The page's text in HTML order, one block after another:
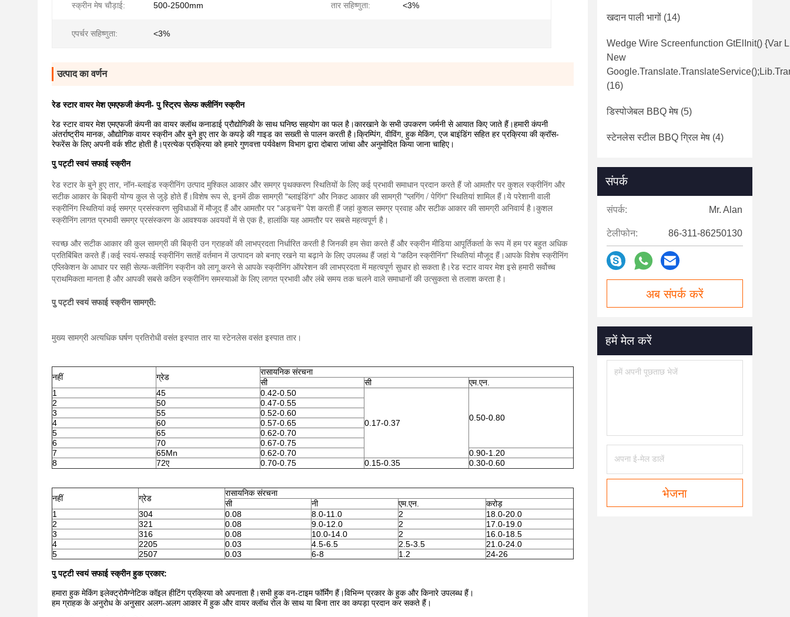
स्क्रीन मेष चौड़ाई: 500-2500mm तार सहिष्णुता: <3%
एपर्चर सहिष्णुता: <3%
उत्पाद का वर्णन
रेड स्टार वायर मेश एमएफजी कंपनी- पु स्ट्रिप सेल्फ क्लीनिंग स्क्रीन
रेड स्टार वायर मेश एमएफजी कंपनी का वायर क्लॉथ कनाडाई प्रौद्योगिकी के साथ घनिष्ठ सहयोग का फल है।कारखाने के सभी उपकरण जर्मनी से आयात किए जाते हैं।हमारी कंपनी
अंतर्राष्ट्रीय मानक, औद्योगिक वायर स्क्रीन और बुने हुए तार के कपड़े की गाइड का सख्ती से पालन करती है।क्रिम्पिंग, वीविंग, हुक मेकिंग, एज बाइंडिंग सहित हर प्रक्रिया की क्रॉस-
रेफरेंस के लिए अपनी वर्क शीट होती है।प्रत्येक प्रक्रिया को हमारे गुणवत्ता पर्यवेक्षण विभाग द्वारा दोबारा जांचा और अनुमोदित किया जाना चाहिए।
पु पट्टी स्वयं सफाई स्क्रीन
रेड स्टार के बुने हुए तार, नॉन-ब्लाइंड स्क्रीनिंग उत्पाद मुश्किल आकार और समग्र पृथक्करण स्थितियों के लिए कई प्रभावी समाधान प्रदान करते हैं जो आमतौर पर कुशल स्क्रीनिंग और
सटीक आकार के बिक्री योग्य कुल से जुड़े होते हैं।विशेष रूप से, इनमें ठीक सामग्री "ब्लाइंडिंग" और निकट आकार की सामग्री "प्लगिंग / पेगिंग" स्थितियां शामिल हैं।ये परेशानी वाली
स्क्रीनिंग स्थितियां कई समग्र प्रसंस्करण सुविधाओं में मौजूद हैं और आमतौर पर "अड़चनें" पेश करती हैं जहां कुशल समग्र प्रवाह और सटीक आकार की सामग्री अनिवार्य है।कुशल
स्क्रीनिंग लागत प्रभावी समग्र प्रसंस्करण के आवश्यक अवयवों में से एक है, हालांकि यह आमतौर पर सबसे महत्वपूर्ण है।
स्वच्छ और सटीक आकार की कुल सामग्री की बिक्री उन ग्राहकों की लाभप्रदता निर्धारित करती है जिनकी हम सेवा करते हैं और स्क्रीन मीडिया आपूर्तिकर्ता के रूप में हम पर बहुत अधिक
प्रतिबिंबित करते हैं।कई स्वयं-सफाई स्क्रीनिंग सतहें वर्तमान में उत्पादन को बनाए रखने या बढ़ाने के लिए उपलब्ध हैं जहां ये "कठिन स्क्रीनिंग" स्थितियां मौजूद हैं।आपके विशेष स्क्रीनिंग
एप्लिकेशन के आधार पर सही सेल्फ-क्लीनिंग स्क्रीन को लागू करने से आपके स्क्रीनिंग ऑपरेशन की लाभप्रदता में महत्वपूर्ण सुधार हो सकता है।रेड स्टार वायर मेश इसे हमारी सर्वोच्च
प्राथमिकता मानता है और आपकी सबसे कठिन स्क्रीनिंग समस्याओं के लिए लागत प्रभावी और लंबे समय तक चलने वाले समाधानों की उत्सुकता से तलाश करता है।
पु पट्टी स्वयं सफाई स्क्रीन सामग्री:
मुख्य सामग्री अत्यधिक घर्षण प्रतिरोधी वसंत इस्पात तार या स्टेनलेस वसंत इस्पात तार।
नहीं ग्रेड
रासायनिक संरचना
सी
सी
एम.एन.
1
45 0.42-0.50
0.17-0.37
0.50-0.80
2 50
0.47-0.55
3
55
0.52-0.60
4
60
0.57-0.65
5
65
0.62-0.70
6
70
0.67-0.75
7
65Mn 0.62-0.70
0.90-1.20
8
72ए 0.70-0.75 0.15-0.35 0.30-0.60
नहीं ग्रेड
रासायनिक संरचना
सी
नी एम.एन.
करोड़
1
304 0.08 8.0-11.0 2
18.0-20.0
2
321 0.08 9.0-12.0 2
17.0-19.0
3
316 0.08 10.0-14.0 2
16.0-18.5
4
2205 0.03 4.5-6.5 2.5-3.5
21.0-24.0
5
2507 0.03 6-8 1.2 24-26
पु पट्टी स्वयं सफाई स्क्रीन हुक प्रकार:
हमारा हुक मेकिंग इलेक्ट्रोमैग्नेटिक कॉइल हीटिंग प्रक्रिया को अपनाता है।सभी हुक वन-टाइम फॉर्मिंग हैं।विभिन्न प्रकार के हुक और किनारे उपलब्ध हैं।
हम ग्राहक के अनुरोध के अनुसार अलग-अलग आकार में हुक और वायर क्लॉथ रोल के साथ या बिना तार का कपड़ा प्रदान कर सकते हैं।
खदान पाली भागों (14)
Wedge Wire Screenfunction GtElInit() {var
New
(16)
डिस्पोजेबल BBQ मेष (5)
स्टेनलेस स्टील BBQ ग्रिल मेष (4)
संपर्क
संपर्क: Mr. Alan
टेलीफोन: 86-311-86250130
अब संपर्क करें
हमें मेल करें
भेजना